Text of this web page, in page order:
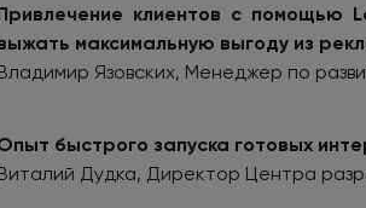
клиентов с помощью
максимальную выгоду из
Язовских, Менеджер по
быстрого запуска готовых
Дудка, Директор Центра